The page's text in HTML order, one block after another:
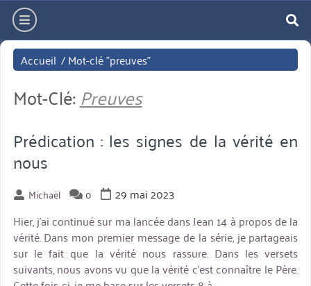
Aller
directement
au
contenu
hamburger
Accueil /Mot-clé "preuves"
Mot-Clé: Preuves
Prédication : les signes de la vérité en
nous
Michaël 0
29 mai 2023
Hier, j’ai continué sur ma lancée dans Jean 14 à propos de la
vérité. Dans mon premier message de la série, je partageais
sur le fait que la vérité nous rassure. Dans les versets
suivants, nous avons vu que la vérité c’est connaître le Père.